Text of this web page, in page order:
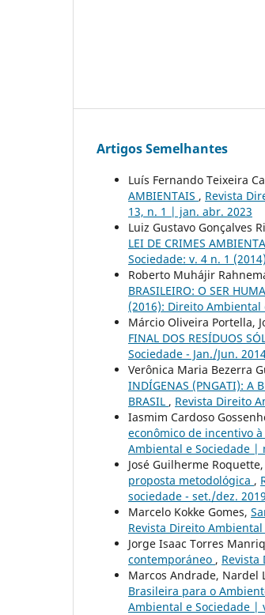
Artigos Semelhantes
Luís Fernando Teixeira
AMBIENTAIS , Revista
13, n. 1 | jan. abr. 2023
Luiz Gustavo Gonçalves
LEI DE CRIMES
Sociedade: v. 4 n. 1
Roberto Muhájir
BRASILEIRO: O SER
(2016): Direito Ambiental
Márcio Oliveira Portella,
FINAL DOS RESÍDUOS
Sociedade - Jan./Jun.
Verônica Maria Bezerra
INDÍGENAS (PNGATI): A
BRASIL , Revista Direito
Iasmim Cardoso
econômico de incentivo
Ambiental e Sociedade |
José Guilherme Roquette,
proposta metodológica ,
sociedade - set./dez. 2019
Marcelo Kokke Gomes,
Revista Direito
Jorge Isaac Torres
contemporáneo , Revista
Marcos Andrade, Nardel
Brasileira para o
Ambiental e Sociedade |